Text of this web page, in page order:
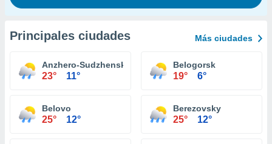
Principales ciudades Más ciudades
Anzhero-Sudzhensk
23° 11°
Belogorsk
19° 6°
Belovo
25° 12°
Berezovsky
25° 12°